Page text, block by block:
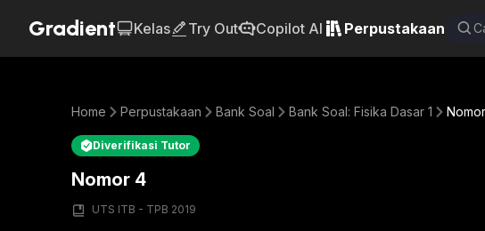
Gradient Kelas Try Out Copilot AI Perpustakaan
Home Perpustakaan Bank Soal Bank Soal: Fisika Dasar 1
Diverifikasi Tutor
Nomor 4
UTS ITB - TPB 2019